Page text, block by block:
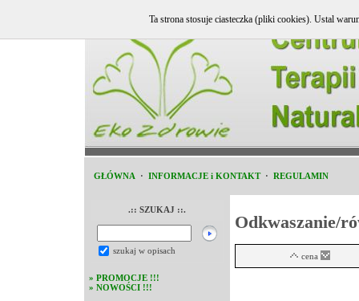
GŁÓWNA · INFORMACJE i KONTAKT · REGULAMIN
.:: SZUKAJ ::.
szukaj w opisach
» PROMOCJE !!!
» NOWOŚCI !!!
Odkwaszanie/
cena
Ta strona stosuje ciasteczka (pliki cookies). Ustal